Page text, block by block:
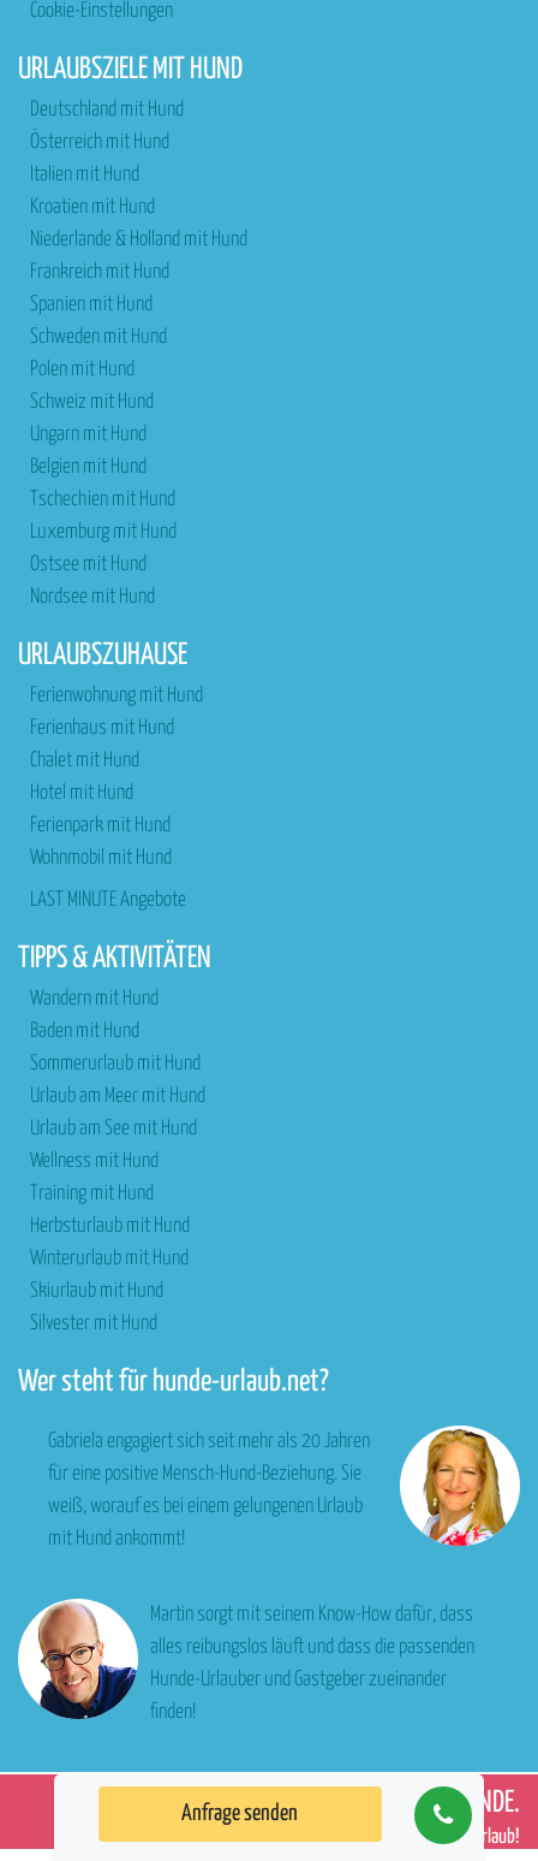
Anfrage senden
Cookie-Einstellungen
URLAUBSZIELE MIT HUND
Deutschland mit Hund
Österreich mit Hund
Italien mit Hund
Kroatien mit Hund
Niederlande & Holland mit Hund
Frankreich mit Hund
Spanien mit Hund
Schweden mit Hund
Polen mit Hund
Schweiz mit Hund
Ungarn mit Hund
Belgien mit Hund
Tschechien mit Hund
Luxemburg mit Hund
Ostsee mit Hund
Nordsee mit Hund
URLAUBSZUHAUSE
Ferienwohnung mit Hund
Ferienhaus mit Hund
Chalet mit Hund
Hotel mit Hund
Ferienpark mit Hund
Wohnmobil mit Hund
LAST MINUTE Angebote
TIPPS & AKTIVITÄTEN
Wandern mit Hund
Baden mit Hund
Sommerurlaub mit Hund
Urlaub am Meer mit Hund
Urlaub am See mit Hund
Wellness mit Hund
Training mit Hund
Herbsturlaub mit Hund
Winterurlaub mit Hund
Skiurlaub mit Hund
Silvester mit Hund
Wer steht für hunde-urlaub.net?
Gabriela engagiert sich seit mehr als 20 Jahren
für eine positive Mensch-Hund-Beziehung. Sie
weiß, worauf es bei einem gelungenen Urlaub
mit Hund ankommt!
Martin sorgt mit seinem Know-How dafür, dass
alles reibungslos läuft und dass die passenden
Hunde-Urlauber und Gastgeber zueinander
finden!
LIEBEN HUNDE.
Willkommen inDeinemHunde-Urlaub!